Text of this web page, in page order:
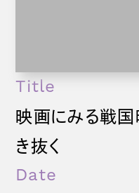
Title
映画にみる戦
き抜く
Date